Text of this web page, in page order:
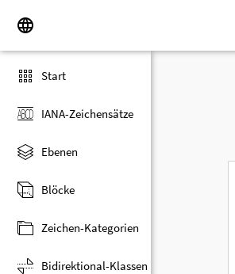
Start
IANA-Zeichensätze
Ebenen
Blöcke
Zeichen-Kategorien
Bidirektional-Klassen